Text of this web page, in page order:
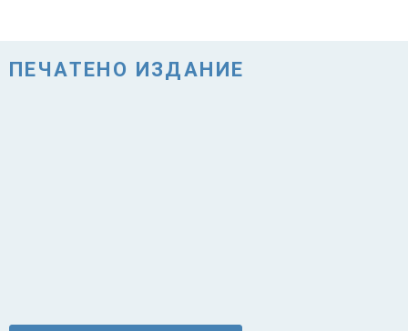
ПЕЧАТЕНО ИЗДАНИЕ